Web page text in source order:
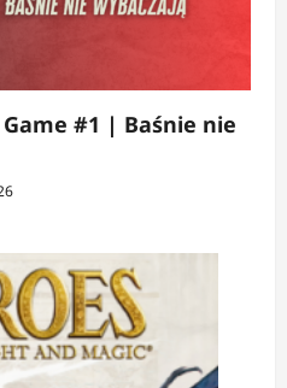
Game #1 | Baśnie nie